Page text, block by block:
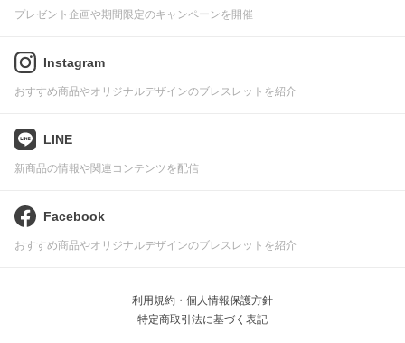
プレゼント企画や期間限定のキャンペーンを開催
Instagram
おすすめ商品やオリジナルデザインのブレスレットを紹介
LINE
新商品の情報や関連コンテンツを配信
Facebook
おすすめ商品やオリジナルデザインのブレスレットを紹介
利用規約・個人情報保護方針
特定商取引法に基づく表記